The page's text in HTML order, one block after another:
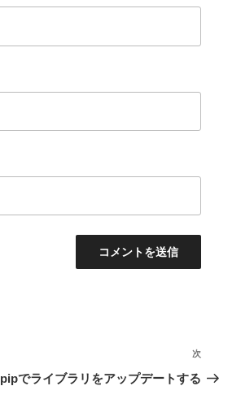
次
の
次
pipでライブラリをアップデートする